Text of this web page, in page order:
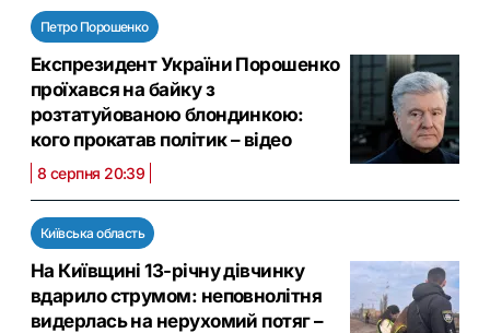
Петро Порошенко
Експрезидент України Порошенко
проїхався на байку з
розтатуйованою блондинкою:
кого прокатав політик – відео
8 серпня 20:39
Київська область
На Київщині 13-річну дівчинку
вдарило струмом: неповнолітня
видерлась на нерухомий потяг –